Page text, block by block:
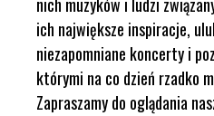
ich największe inspiracje,
niezapomniane koncerty i
którymi na co dzień rzadko
Zapraszamy do oglądania